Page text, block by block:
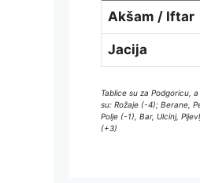
Akšam / Iftar
Jacija
Tablice su za Podgoricu,
su: Rožaje (-4); Berane,
Polje (-1), Bar, Ulcinj,
(+3)